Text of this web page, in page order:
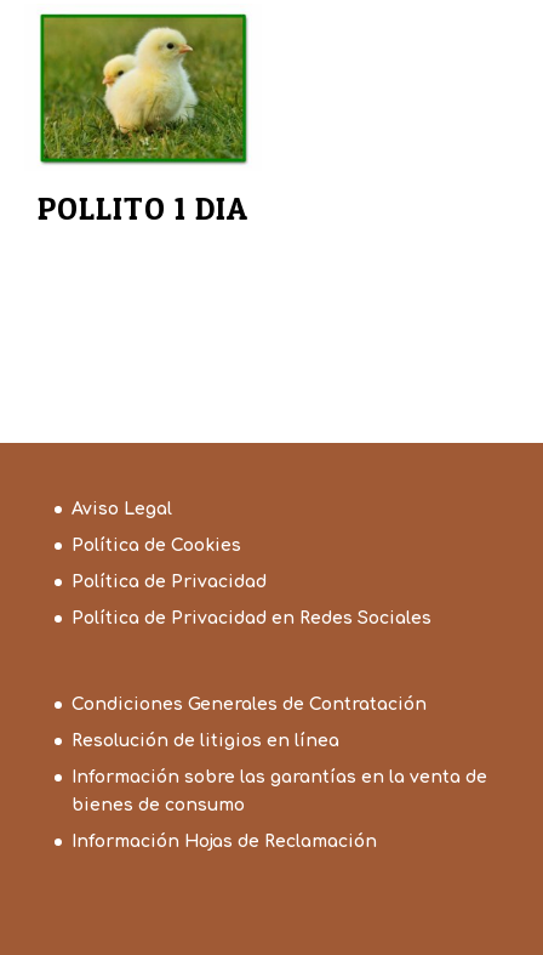
POLLITO 1 DIA
Aviso Legal
Política de Cookies
Política de Privacidad
Política de Privacidad en Redes Sociales
Condiciones Generales de Contratación
Resolución de litigios en línea
Información sobre las garantías en la venta de
bienes de consumo
Información Hojas de Reclamación